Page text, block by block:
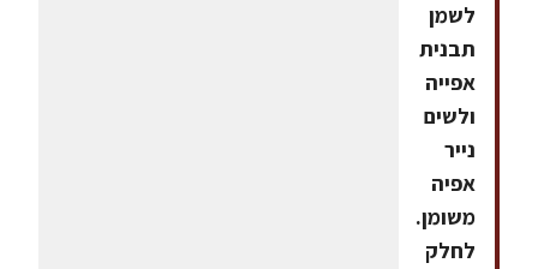
לשמן
תבנית
אפייה
ולשים
נייר
אפיה
משומן.
לחלק